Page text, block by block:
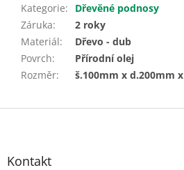
Kategorie:
Dřevěné podnosy
Záruka:
2 roky
Materiál:
Dřevo - dub
Povrch:
Přírodní olej
Rozměr: š.100mm x d.200mm
Z
Kontakt